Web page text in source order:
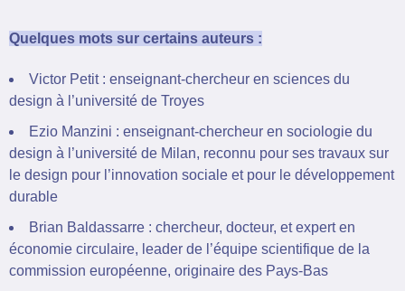
Quelques mots sur certains auteurs :
Victor Petit : enseignant-chercheur en sciences du
design à l’université de Troyes
Ezio Manzini : enseignant-chercheur en sociologie du
design à l’université de Milan, reconnu pour ses travaux sur
le design pour l’innovation sociale et pour le développement
durable
Brian Baldassarre : chercheur, docteur, et expert en
économie circulaire, leader de l’équipe scientifique de la
commission européenne, originaire des Pays-Bas